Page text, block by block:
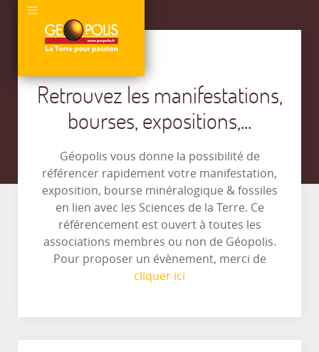
Retrouvez les manifestations,
bourses, expositions,...
Géopolis vous donne la possibilité de
référencer rapidement votre manifestation,
exposition, bourse minéralogique & fossiles
en lien avec les Sciences de la Terre. Ce
référencement est ouvert à toutes les
associations membres ou non de Géopolis.
Pour proposer un évènement, merci de
cliquer ici